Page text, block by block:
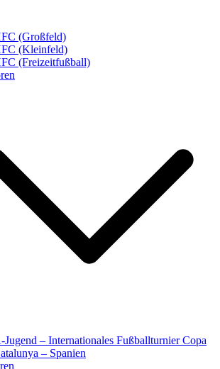
(Großfeld)
(Kleinfeld)
(Freizeitfußball)
Jugend – Internationales Fußballturnier Copa
– Spanien